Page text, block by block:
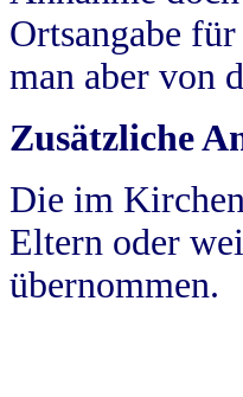
Ortsangabe
man aber von
Zusätzliche
Die im
Eltern oder
übernommen.